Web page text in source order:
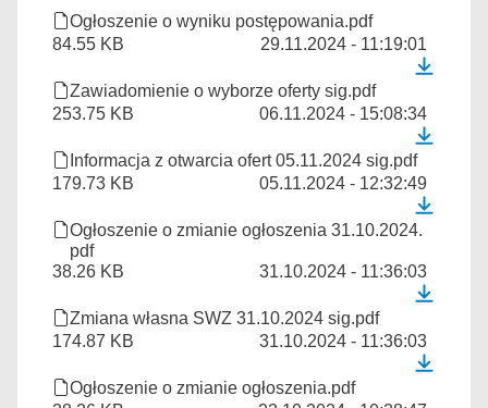
Ogłoszenie o wyniku postępowania.pdf
84.55 KB
29.11.2024 - 11:19:01
Zawiadomienie o wyborze oferty sig.pdf
253.75 KB
06.11.2024 - 15:08:34
Informacja z otwarcia ofert 05.11.2024 sig.pdf
179.73 KB
05.11.2024 - 12:32:49
Ogłoszenie o zmianie ogłoszenia 31.10.2024.
pdf
38.26 KB
31.10.2024 - 11:36:03
Zmiana własna SWZ 31.10.2024 sig.pdf
174.87 KB
31.10.2024 - 11:36:03
Ogłoszenie o zmianie ogłoszenia.pdf